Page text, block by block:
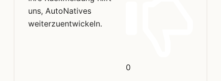
uns, AutoNatives
weiterzuentwickeln.
0